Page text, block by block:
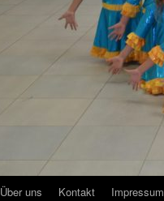
Über uns Kontakt Impressum